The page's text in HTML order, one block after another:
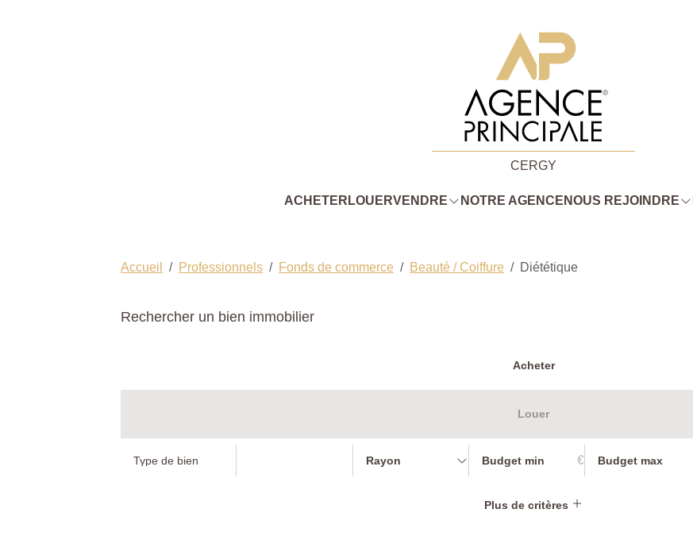
CERGY
ACHETER LOUERVENDRE NOTRE AGENCE NOUS REJOINDRE
Accueil Professionnels Fonds de commerce Beauté / Coiffure Diététique
Rechercher un bien immobilier
Acheter
Louer
Rayon €
Plus de critères